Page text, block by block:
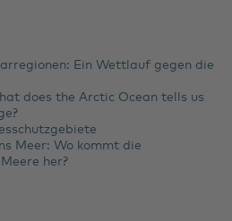
Ein Wettlauf gegen die
does the Arctic Ocean tells us
Meer: Wo kommt die
her?